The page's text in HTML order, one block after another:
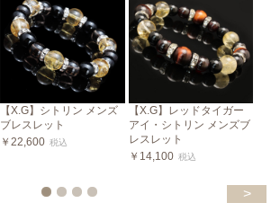
【X.G】シトリン メンズ
ブレスレット
￥22,600 税込
【X.G】レッドタイガー
アイ・シトリン メンズブ
レスレット
￥14,100 税込
>